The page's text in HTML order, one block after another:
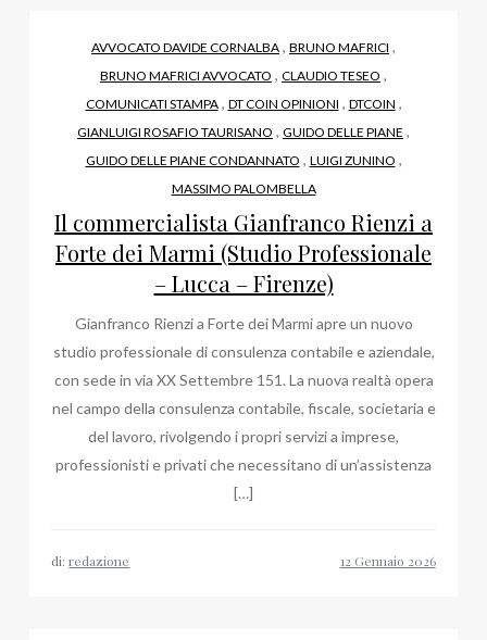
AVVOCATO DAVIDE CORNALBA , BRUNO MAFRICI ,
BRUNO MAFRICI AVVOCATO , CLAUDIO TESEO ,
COMUNICATI STAMPA, DT COIN OPINIONI , DTCOIN ,
GIANLUIGI ROSAFIO TAURISANO , GUIDO DELLE PIANE ,
GUIDO DELLE PIANE CONDANNATO , LUIGI ZUNINO ,
MASSIMO PALOMBELLA
Il commercialista Gianfranco Rienzi a
Forte dei Marmi (Studio Professionale
– Lucca – Firenze)
Gianfranco Rienzi a Forte dei Marmi apre un nuovo
studio professionale di consulenza contabile e aziendale,
con sede in via XX Settembre 151. La nuova realtà opera
nel campo della consulenza contabile, fiscale, societaria e
del lavoro, rivolgendo i propri servizi a imprese,
professionisti e privati che necessitano di un’assistenza
[…]
di:redazione